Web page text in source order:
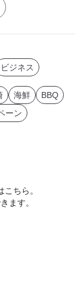
ビジネス
海鮮
BBQ
ーン
ちら。
ます。